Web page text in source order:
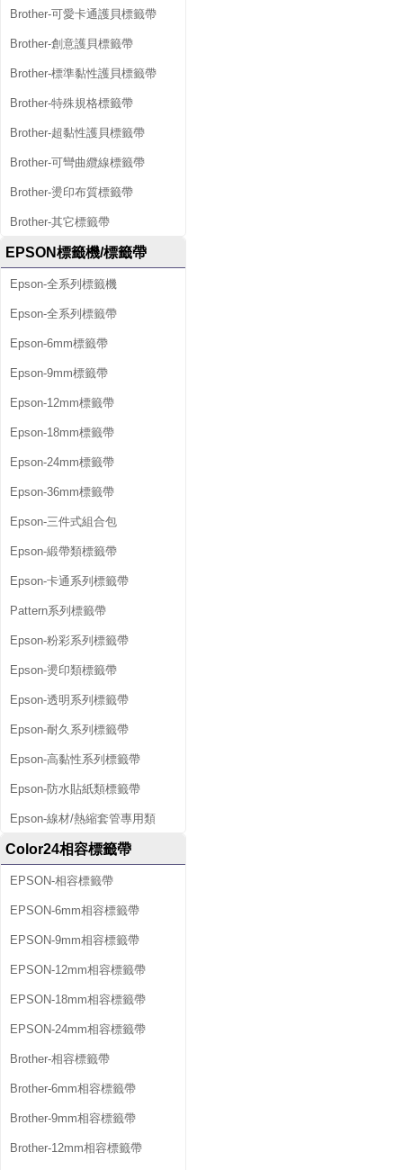
Brother-可愛卡通護貝標籤帶
Brother-創意護貝標籤帶
Brother-標準黏性護貝標籤帶
Brother-特殊規格標籤帶
Brother-超黏性護貝標籤帶
Brother-可彎曲纜線標籤帶
Brother-燙印布質標籤帶
Brother-其它標籤帶
EPSON標籤機/標籤帶
Epson-全系列標籤機
Epson-全系列標籤帶
Epson-6mm標籤帶
Epson-9mm標籤帶
Epson-12mm標籤帶
Epson-18mm標籤帶
Epson-24mm標籤帶
Epson-36mm標籤帶
Epson-三件式組合包
Epson-緞帶類標籤帶
Epson-卡通系列標籤帶
Pattern系列標籤帶
Epson-粉彩系列標籤帶
Epson-燙印類標籤帶
Epson-透明系列標籤帶
Epson-耐久系列標籤帶
Epson-高黏性系列標籤帶
Epson-防水貼紙類標籤帶
Epson-線材/熱縮套管專用類
Color24相容標籤帶
EPSON-相容標籤帶
EPSON-6mm相容標籤帶
EPSON-9mm相容標籤帶
EPSON-12mm相容標籤帶
EPSON-18mm相容標籤帶
EPSON-24mm相容標籤帶
Brother-相容標籤帶
Brother-6mm相容標籤帶
Brother-9mm相容標籤帶
Brother-12mm相容標籤帶